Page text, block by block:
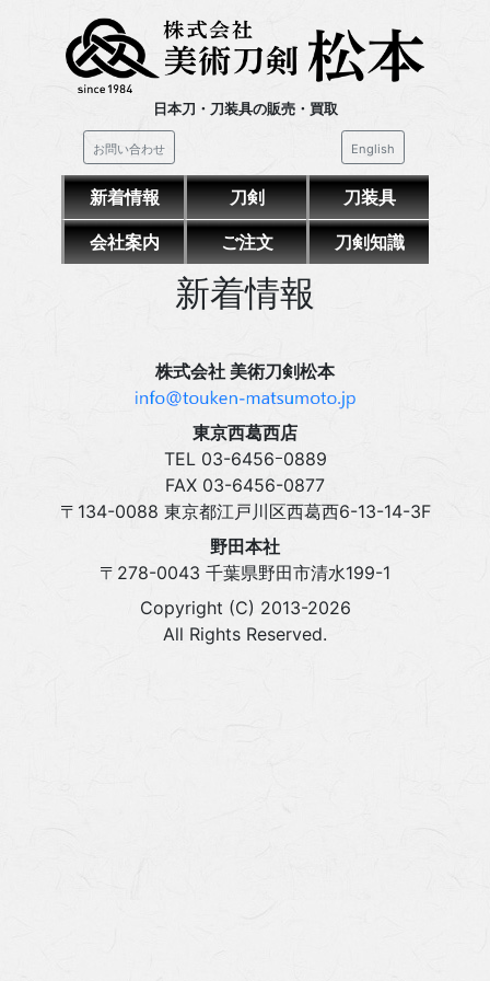
日本刀・刀装具の販売・買取
お問い合わせ English
新着情報 刀剣 刀装具
会社案内 ご注文 刀剣知識
新着情報
株式会社 美術刀剣松本
東京西葛西店
TEL 03‍-6456ｰ0889
FAX 03‍-6456-0877
〒134-0088 東京都江戸川区西葛西6-13-14-3F
野田本社
〒278-0043 千葉県野田市清水199-1
Copyright (C) 2013-2026
All Rights Reserved.